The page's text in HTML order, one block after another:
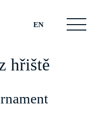
EN
hřiště